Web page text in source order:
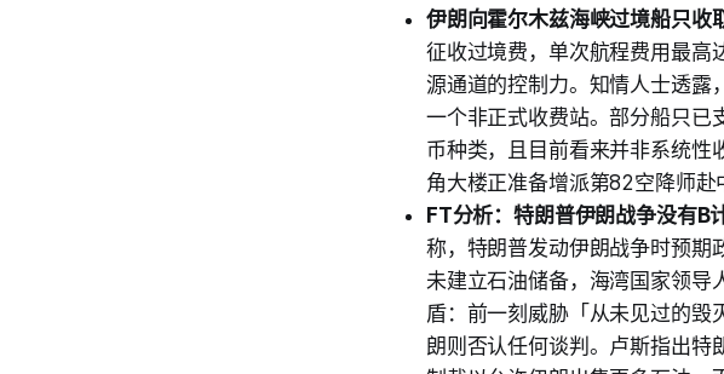
伊朗向霍尔木兹海峡过境船只收
征收过境费，单次航程费用最高
源通道的控制力。知情人士透露
一个非正式收费站。部分船只已
币种类，且目前看来并非系统性
角大楼正准备增派第82空降师
FT分析：特朗普伊朗战争没有B
称，特朗普发动伊朗战争时预
未建立石油储备，海湾国家领导
盾：前一刻威胁「从未见过的毁
朗则否认任何谈判。卢斯指出特